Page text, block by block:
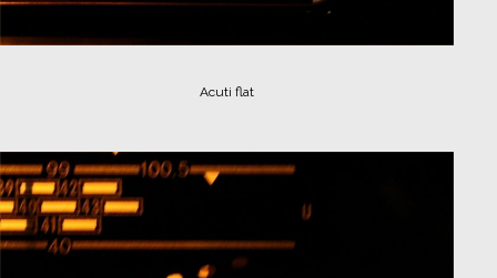
Acuti flat